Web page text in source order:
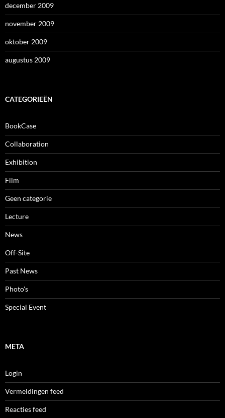
december 2009
november 2009
oktober 2009
augustus 2009
CATEGORIEËN
BookCase
Collaboration
Exhibition
Film
Geen categorie
Lecture
News
Off-Site
Past News
Photo's
Special Event
META
Login
Vermeldingen feed
Reacties feed